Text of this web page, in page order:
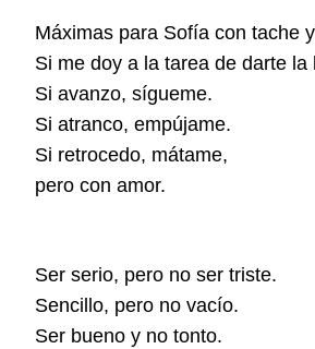
Máximas para Sofía con tache
Si me doy a la tarea de darte la
Si avanzo, sígueme.
Si atranco, empújame.
Si retrocedo, mátame,
pero con amor.
Ser serio, pero no ser triste.
Sencillo, pero no vacío.
Ser bueno y no tonto.